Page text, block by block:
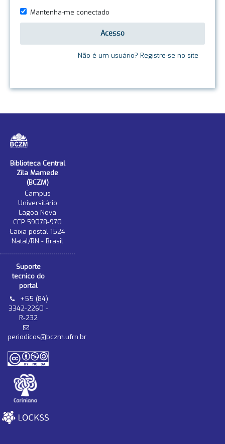
Mantenha-me conectado
Acesso
Não é um usuário? Registre-se no site
Biblioteca Central
Zila Mamede
(BCZM)
Campus
Universitário
Lagoa Nova
CEP 59078-970
Caixa postal 1524
Natal/RN - Brasil
Suporte
tecnico do
portal
+55 (84)
3342-2260 -
R-232
periodicos@bczm.ufrn.br